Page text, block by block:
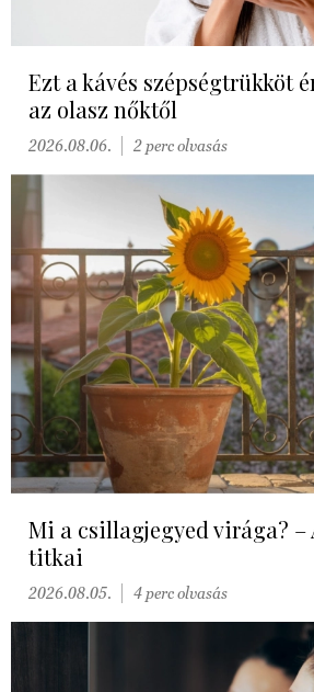
Ezt a kávés szépségtrükköt
az olasz nőktől
2026.08.06. 2 perc olvasás
Mi a csillagjegyed virága? –
titkai
2026.08.05. 4 perc olvasás